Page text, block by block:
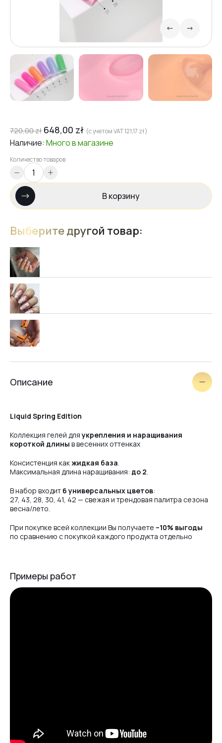
720,00zł 648,00 zł (с учетом VAT121,17 zł)
Наличие: Многов магазине
Количество товаров
В корзину
Выберите другой товар:
Liquid Spring Edition 15ml
Описание
Liquid Spring Edition
Коллекция гелей для укрепления и наращивания
короткой длины в весенних оттенках
Консистенция какжидкая база.
Максимальная длина наращивания: до 2.
В набор входит 6 универсальных цветов:
27, 43, 28, 30, 41, 42 — свежая и трендовая палитра сезона
весна/лето.
При покупке всей коллекции Вы получаете –10% выгоды
по сравнению с покупкой каждого продукта отдельно
Примеры работ